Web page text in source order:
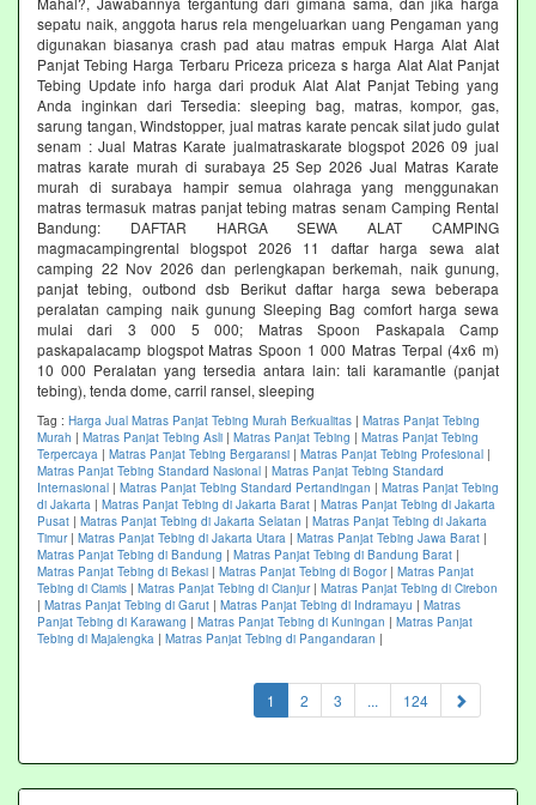
sepatu naik, anggota harus rela mengeluarkan uang Pengaman yang
digunakan biasanya crash pad atau matras empuk Harga Alat Alat
Panjat Tebing Harga Terbaru Priceza priceza s harga Alat Alat Panjat
Tebing Update info harga dari produk Alat Alat Panjat Tebing yang
Anda inginkan dari Tersedia: sleeping bag, matras, kompor, gas,
sarung tangan, Windstopper, jual matras karate pencak silat judo gulat
senam : Jual Matras Karate jualmatraskarate blogspot 2026 09 jual
matras karate murah di surabaya 25 Sep 2026 Jual Matras Karate
murah di surabaya hampir semua olahraga yang menggunakan
matras termasuk matras panjat tebing matras senam Camping Rental
Bandung: DAFTAR HARGA SEWA ALAT CAMPING
magmacampingrental blogspot 2026 11 daftar harga sewa alat
camping 22 Nov 2026 dan perlengkapan berkemah, naik gunung,
panjat tebing, outbond dsb Berikut daftar harga sewa beberapa
peralatan camping naik gunung Sleeping Bag comfort harga sewa
mulai dari 3 000 5 000; Matras Spoon Paskapala Camp
paskapalacamp blogspot Matras Spoon 1 000 Matras Terpal (4x6 m)
10 000 Peralatan yang tersedia antara lain: tali karamantle (panjat
tebing), tenda dome, carril ransel, sleeping
Tag : Harga Jual Matras Panjat Tebing Murah Berkualitas | Matras Panjat Tebing
Murah | Matras Panjat Tebing Asli | Matras Panjat Tebing | Matras Panjat Tebing
Terpercaya | Matras Panjat Tebing Bergaransi | Matras Panjat Tebing Profesional |
Matras Panjat Tebing Standard Nasional | Matras Panjat Tebing Standard
Internasional | Matras Panjat Tebing Standard Pertandingan | Matras Panjat Tebing
di Jakarta | Matras Panjat Tebing di Jakarta Barat | Matras Panjat Tebing di Jakarta
Pusat | Matras Panjat Tebing di Jakarta Selatan | Matras Panjat Tebing di Jakarta
Timur| Matras Panjat Tebing di Jakarta Utara | Matras Panjat Tebing Jawa Barat |
Matras Panjat Tebing di Bandung | Matras Panjat Tebing di Bandung Barat |
Matras Panjat Tebing di Bekasi | Matras Panjat Tebing di Bogor| Matras Panjat
Tebing di Ciamis | Matras Panjat Tebing di Cianjur| Matras Panjat Tebing di Cirebon
| Matras Panjat Tebing di Garut | Matras Panjat Tebing di Indramayu | Matras
Panjat Tebing di Karawang | Matras Panjat Tebing di Kuningan | Matras Panjat
Tebing di Majalengka | Matras Panjat Tebing di Pangandaran |
1 (current)
2 3 ... 124